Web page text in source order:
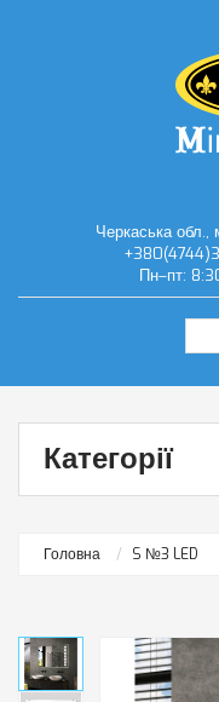
Черкаська обл.,
Пн–пт:
Категорії
Головна S №3 LED